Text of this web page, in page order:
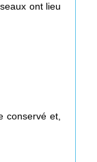
ont lieu
conservé et,